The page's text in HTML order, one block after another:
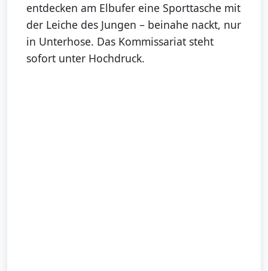
entdecken am Elbufer eine Sporttasche mit
der Leiche des Jungen – beinahe nackt, nur
in Unterhose. Das Kommissariat steht
sofort unter Hochdruck.